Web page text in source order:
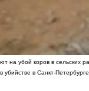
на убой коров в сельских
в Санкт-Петербурге